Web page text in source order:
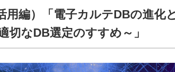
用編）「電子カルテDBの進化
切なDB選定のすすめ～」